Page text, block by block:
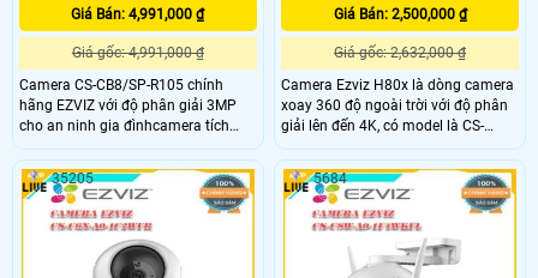
Giá Bán: 4,991,000 ₫
Giá gốc: 4,991,000 ₫
Camera CS-CB8/SP-R105 chính
hãng EZVIZ với độ phân giải 3MP
cho an ninh gia đìnhcamera tích
hợp tấm pin 10400mAh, hoạt động
tới 210 ngày, hỗ trợ quay 340°
ngang và 65° dọc, cùng tính năng
phát hiện chuyển động thông minh.
Với khả năng đàm thoại hai chiều,
khe thẻ nhớ 256GB, hồng ngoại 15m
và chuẩn IP65, đây là giải pháp
Giá Bán: 2,500,000 ₫
Giá gốc: 2,632,000 ₫
Camera Ezviz H80x là dòng camera
xoay 360 độ ngoài trời với độ phân
giải lên đến 4K, có model là CS-
H80x-R100-8G82WKFL. Được thiết
kế đặc biệt để quan sát ban đêm
trong điều kiện ánh sáng cực yếu
hoặc tối hoàn toàn. Với khả năng
quay đêm siêu nhạy sáng và khẩu
35205 5684